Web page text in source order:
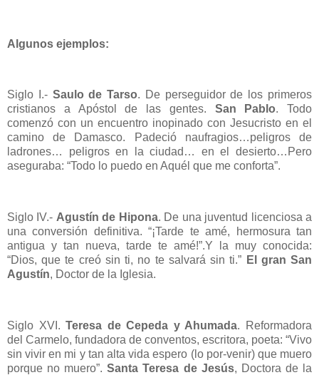
Algunos ejemplos:
Siglo I.- Saulo de Tarso. De perseguidor de los primeros
cristianos a Apóstol de las gentes. San Pablo. Todo
comenzó con un encuentro inopinado con Jesucristo en el
camino de Damasco. Padeció naufragios…peligros de
ladrones… peligros en la ciudad… en el desierto…Pero
aseguraba: “Todo lo puedo en Aquél que me conforta”.
Siglo IV.- Agustín de Hipona. De una juventud licenciosa a
una conversión definitiva. “¡Tarde te amé, hermosura tan
antigua y tan nueva, tarde te amé!”.Y la muy conocida:
“Dios, que te creó sin ti, no te salvará sin ti.” El gran San
Agustín, Doctor de la Iglesia.
Siglo XVI.Teresa de Cepeda y Ahumada. Reformadora
del Carmelo, fundadora de conventos, escritora, poeta: “Vivo
sin vivir en mi y tan alta vida espero (lo por-venir) que muero
porque no muero”.Santa Teresa de Jesús, Doctora de la